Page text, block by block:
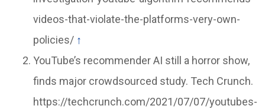
videos-that-violate-the-platforms-very-own-
policies/ ↑
YouTube’s recommender AI still a horror show,
finds major crowdsourced study. Tech Crunch.
https://techcrunch.com/2021/07/07/youtubes-